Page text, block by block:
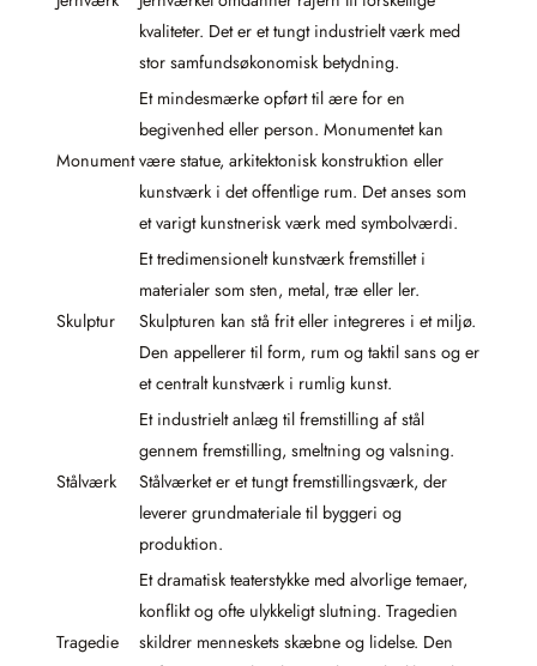
kvaliteter. Det er et tungt industrielt værk med
stor samfundsøkonomisk betydning.
Monument
Et mindesmærke opført til ære for en
begivenhed eller person. Monumentet kan
være statue, arkitektonisk konstruktion eller
kunstværk i det offentlige rum. Det anses som
et varigt kunstnerisk værk med symbolværdi.
Skulptur
Et tredimensionelt kunstværk fremstillet i
materialer som sten, metal, træ eller ler.
Skulpturen kan stå frit eller integreres i et miljø.
Den appellerer til form, rum og taktil sans og er
et centralt kunstværk i rumlig kunst.
Stålværk
Et industrielt anlæg til fremstilling af stål
gennem fremstilling, smeltning og valsning.
Stålværket er et tungt fremstillingsværk, der
leverer grundmateriale til byggeri og
produktion.
Tragedie
Et dramatisk teaterstykke med alvorlige temaer,
konflikt og ofte ulykkeligt slutning. Tragedien
skildrer menneskets skæbne og lidelse. Den